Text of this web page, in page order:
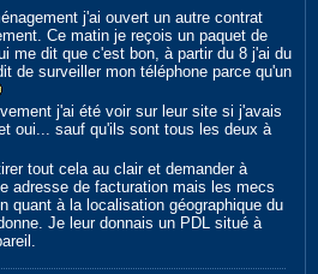
j'ai ouvert un autre contrat
Ce matin je reçois un paquet de
me dit que c'est bon, à partir du 8 j'ai du
de surveiller mon téléphone parce qu'un
j'ai été voir sur leur site si j'avais
oui... sauf qu'ils sont tous les deux à
tout cela au clair et demander à
adresse de facturation mais les mecs
quant à la localisation géographique du
Je leur donnais un PDL situé à